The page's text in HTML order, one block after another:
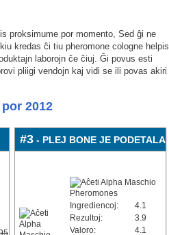
proksimume por momento, Sed ĝi ne
kredas ĉi tiu pheromone cologne helpis
laborojn ĉe ĉiuj. Ĝi povus esti
pliigi vendojn kaj vidi se ili povas akiri
2012
#3 - PLEJ BONE JE PODETALA
Ingrediencoj:
4.1
Rezultoj:
3.9
Valoro:
4.1